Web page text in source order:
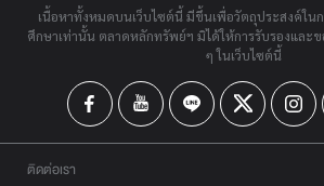
เนื้อหาทั้งหมดบนเว็บไซต์นี้ มีขึ้นเพื่อวัตถุประสงค์ใน
ศึกษาเท่านั้น ตลาดหลักทรัพย์ฯ มิได้ให้การรับรองและ
ๆ ในเว็บไซต์นี้
ติดต่อเรา